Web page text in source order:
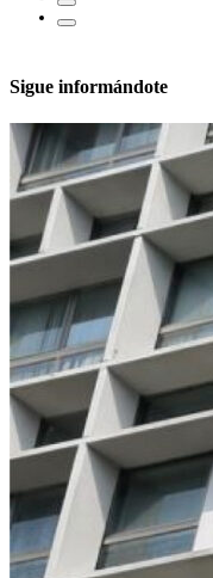
Sigue informándote